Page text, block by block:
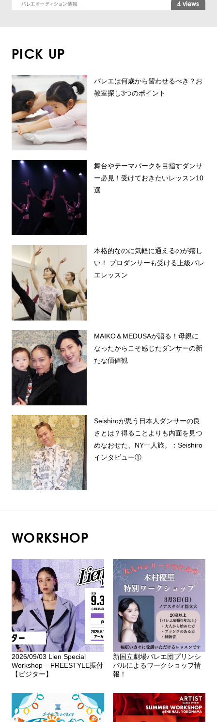
4 views
PICK UP
バレエは何歳から習わせるべき？お
教室探し3つのポイント
舞台やテーマパークを目指すダンサ
ー必見！受けておきたいレッスン10
選
本格的なのに気軽に通えるのが嬉し
い！ プロダンサーも受ける上級バレ
エレッスン
MAIKO＆MEDUSAが語る！母親に
なったからこそ感じたダンサーの新
たな価値観
Seishiroが思う日本人ダンサーの良
さとは？得ることよりも内面を見つ
めなおせた、NY一人旅。：Seishiro
インタビュー①
WORKSHOP
2026/09/03 Lien Special
Workshop – FREESTYLE振付
【ビジター】
新国立劇場バレエ団プリンシ
パルによるワークショップ情
報！